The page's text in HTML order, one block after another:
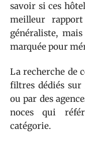
savoir si ces
meilleur
généraliste,
marquée pour
La recherche de
filtres dédiés sur
ou par des
noces qui
catégorie.